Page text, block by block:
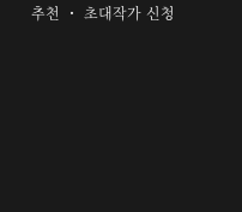
추천 ・ 초대작가 신청